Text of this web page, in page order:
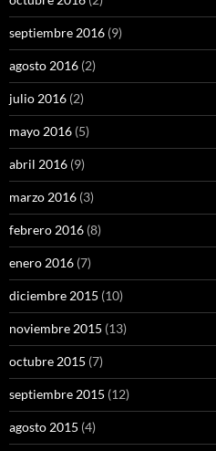
septiembre 2016 (9)
agosto 2016 (2)
julio 2016 (2)
mayo 2016 (5)
abril 2016 (9)
marzo 2016 (3)
febrero 2016 (8)
enero 2016 (7)
diciembre 2015 (10)
noviembre 2015 (13)
octubre 2015 (7)
septiembre 2015 (12)
agosto 2015 (4)